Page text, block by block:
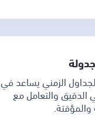
الزمني يساعد في
الدقيق والتعامل مع
والمؤقتة.